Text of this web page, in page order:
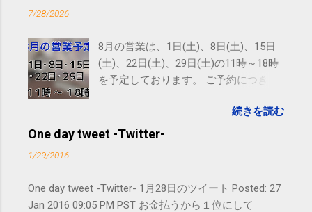
7/28/2026
8月の営業は、1日(土)、8日(土)、15日
(土)、22日(土)、29日(土)の11時～18時
を予定しております。 ご予約につきま
す。 電話に出られないことがあります
ので、ご予約、お問い合わせは
続きを読む
One day tweet -Twitter-
1/29/2016
One day tweet -Twitter- 1月28日のツイート Posted: 27
Jan 2016 09:05 PM PST お金払うから１位にして